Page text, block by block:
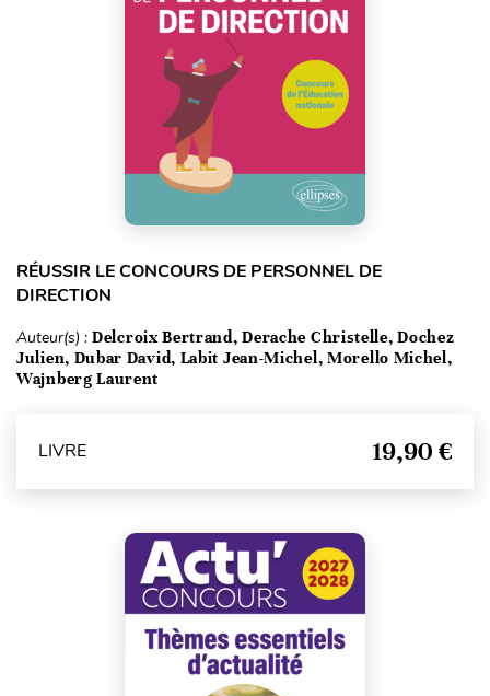
RÉUSSIR LE CONCOURS DE PERSONNEL DE
DIRECTION
Auteur(s) : Delcroix Bertrand, Derache Christelle, Dochez
Julien, Dubar David, Labit Jean-Michel, Morello Michel,
Wajnberg Laurent
LIVRE 19,90 €